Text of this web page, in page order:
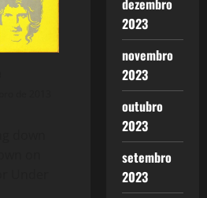
dezembro
2023
novembro
2023
outubro
2023
setembro
2023